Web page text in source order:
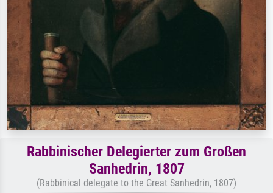
Rabbinischer Delegierter zum Großen
Sanhedrin, 1807
(Rabbinical delegate to the Great Sanhedrin, 1807)